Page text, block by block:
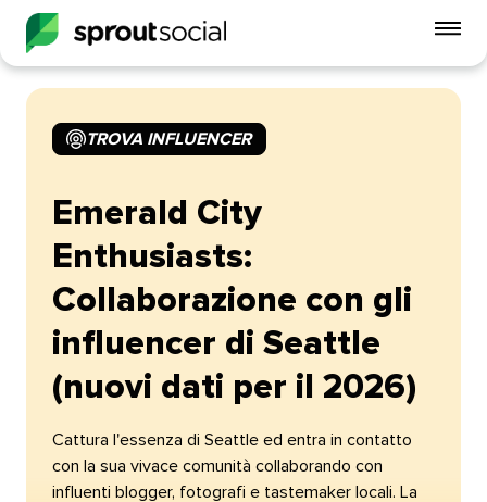
TROVA INFLUENCER​​
Emerald City
Enthusiasts:
Collaborazione con gli
influencer di Seattle
(nuovi dati per il 2026)​​
Cattura l'essenza di Seattle ed entra in contatto
con la sua vivace comunità collaborando con
influenti blogger, fotografi e tastemaker locali. La